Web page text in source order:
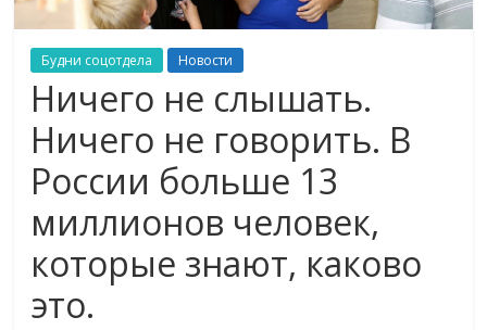
Будни соцотдела Новости
Ничего не слышать.
Ничего не говорить. В
России больше 13
миллионов человек,
которые знают, каково
это.